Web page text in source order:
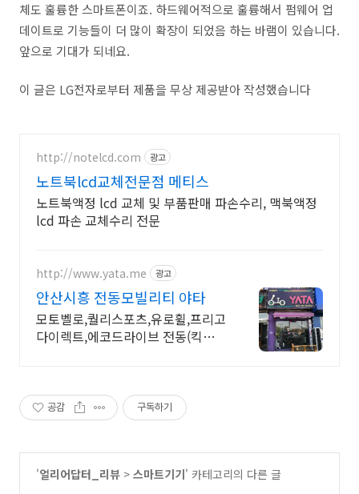
체도 훌륭한 스마트폰이죠. 하드웨어적으로 훌륭해서 펌웨어 업
데이트로 기능들이 더 많이 확장이 되었음 하는 바램이 있습니다.
앞으로 기대가 되네요.
이 글은 LG전자로부터 제품을 무상 제공받아 작성했습니다
http://notelcd.com 광고
노트북lcd교체전문점 메티스
노트북액정 lcd 교체 및 부품판매 파손수리, 맥북액정
lcd 파손 교체수리 전문
http://www.yata.me 광고
안산시흥 전동모빌리티 야타
모토벨로,퀄리스포츠,유로휠,프리고
다이렉트,에코드라이브 전동(킥보
공감 구독하기
'얼리어답터_리뷰 > 스마트기기' 카테고리의 다른 글